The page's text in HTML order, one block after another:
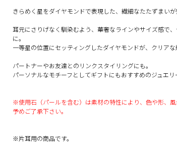
きらめく星をダイヤモンドで表現した、繊細なたたずまい
耳元にさりげなく馴染むよう、華奢なラインやサイズ感で
に。
一等星の位置にセッティングしたダイヤモンドが、クリアな
パートナーやお友達とのリンクスタイリングにも。
パーソナルなモチーフとしてギフトにもおすすめのジュエリ
※使用石（パールを含む）は素材の特性により、色や形、風
予めご了承下さい。
※片耳用の商品です。